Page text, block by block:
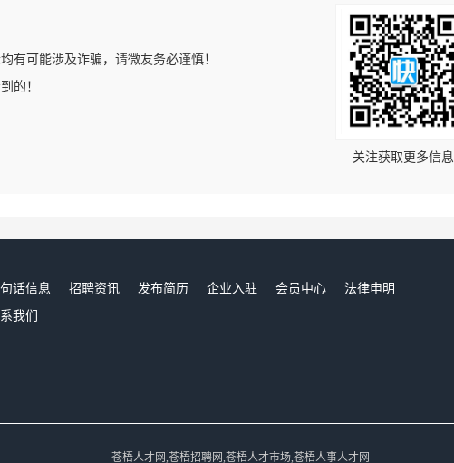
有可能涉及诈骗，请微友务必谨慎！
的！
关注获取更多信息
话信息 招聘资讯 发布简历 企业入驻 会员中心
法律申明
我们
苍梧人才网,苍梧招聘网,苍梧人才市场,苍梧人事人才网